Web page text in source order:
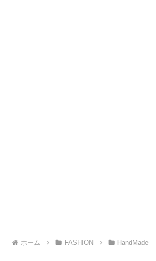
ホーム FASHION HandMade